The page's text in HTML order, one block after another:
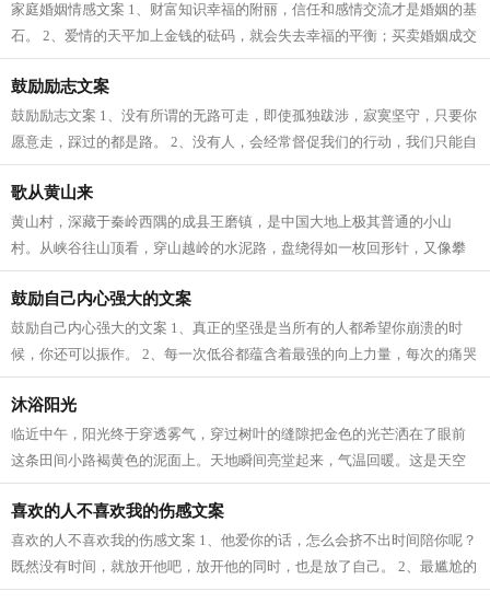
家庭婚姻情感文案 1、财富知识幸福的附丽，信任和感情交流才是婚姻的基
石。 2、爱情的天平加上金钱的砝码，就会失去幸福的平衡；买卖婚姻成交
的时候，往往就是爱情悲剧的开始。...
鼓励励志文案
鼓励励志文案 1、没有所谓的无路可走，即使孤独跋涉，寂寞坚守，只要你
愿意走，踩过的都是路。 2、没有人，会经常督促我们的行动，我们只能自
己去选择自己的人生。 3、一个人，...
歌从黄山来
黄山村，深藏于秦岭西隅的成县王磨镇，是中国大地上极其普通的小山
村。从峡谷往山顶看，穿山越岭的水泥路，盘绕得如一枚回形针，又像攀
岩登山的绳索，拖拽着人们上山。两辆三...
鼓励自己内心强大的文案
鼓励自己内心强大的文案 1、真正的坚强是当所有的人都希望你崩溃的时
候，你还可以振作。 2、每一次低谷都蕴含着最强的向上力量，每次的痛哭
都会洗刷埋藏最深的阴霾。每件你所经...
沐浴阳光
临近中午，阳光终于穿透雾气，穿过树叶的缝隙把金色的光芒洒在了眼前
这条田间小路褐黄色的泥面上。天地瞬间亮堂起来，气温回暖。这是天空
在连续阴沉几天后而漫下来的一缕深秋...
喜欢的人不喜欢我的伤感文案
喜欢的人不喜欢我的伤感文案 1、他爱你的话，怎么会挤不出时间陪你呢？
既然没有时间，就放开他吧，放开他的同时，也是放了自己。 2、最尴尬的
莫过于，分手以后，人家已经有了甜...